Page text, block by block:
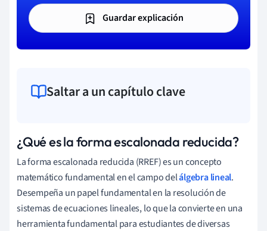
Guardar explicación
Saltar a un capítulo clave
¿Qué es la forma escalonada reducida?
La forma escalonada reducida (RREF) es un concepto
matemático fundamental en el campo delálgebra lineal.
Desempeña un papel fundamental en la resolución de
sistemas de ecuaciones lineales, lo que la convierte en una
herramienta fundamental para estudiantes de diversas